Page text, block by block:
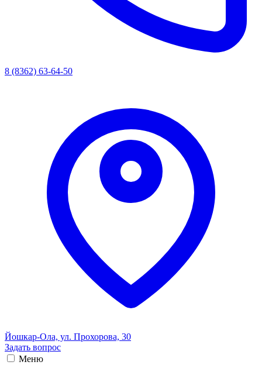
8 (8362) 63-64-50
Йошкар-Ола, ул. Прохорова, 30
Задать вопрос
Меню